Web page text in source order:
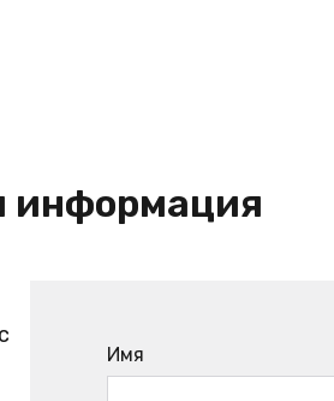
информация
Имя